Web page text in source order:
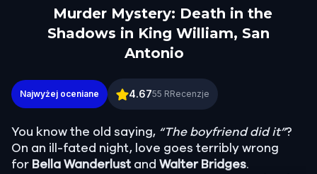
Murder Mystery: Death in the
Shadows in King William, San
Antonio
Murder Mystery: Death in the Shadows in King
Najwyżej oceniane 4.6755 RRecenzje
You know the old saying, “The boyfriend did it”?
On an ill-fated night, love goes terribly wrong
for Bella Wanderlust and Walter Bridges.